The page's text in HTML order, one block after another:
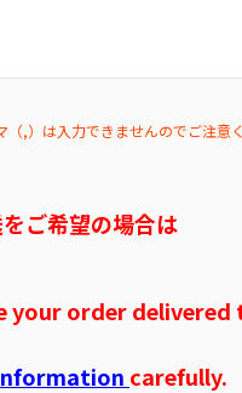
,）は入力できませんのでご注意
ご希望の場合は
your order delivered
carefully.